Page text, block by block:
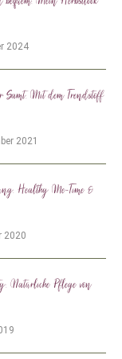
2024
Samt: Mit dem Trendstoff
2021
Healthy Me-Time &
2020
Natürliche Pflege von